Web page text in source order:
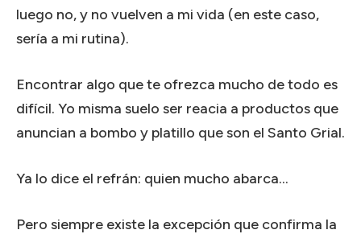
luego no, y no vuelven a mi vida (en este caso,
sería a mi rutina).
Encontrar algo que te ofrezca mucho de todo es
difícil. Yo misma suelo ser reacia a productos que
anuncian a bombo y platillo que son el Santo Grial.
Ya lo dice el refrán: quien mucho abarca…
Pero siempre existe la excepción que confirma la